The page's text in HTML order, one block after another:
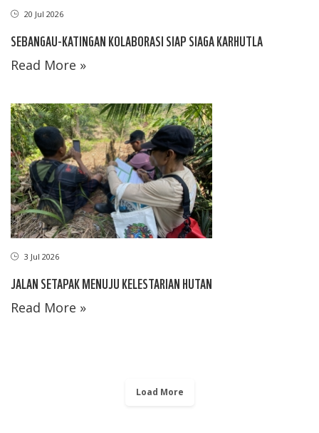
20 Jul 2026
SEBANGAU-KATINGAN KOLABORASI SIAP SIAGA KARHUTLA
Read More »
3 Jul 2026
JALAN SETAPAK MENUJU KELESTARIAN HUTAN
Read More »
Load More